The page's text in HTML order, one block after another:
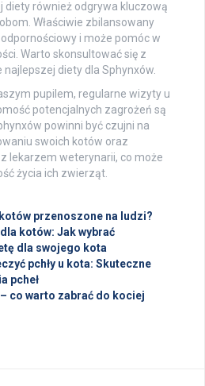
diety również odgrywa kluczową
Właściwie zbilansowany
i może pomóc w
Warto skonsultować się z
diety dla Sphynxów.
pupilem, regularne wizyty u
potencjalnych zagrożeń są
powinni być czujni na
swoich kotów oraz
lekarzem weterynarii, co może
życia ich zwierząt.
przenoszone na ludzi?
kotów: Jak wybrać
dla swojego kota
pchły u kota: Skuteczne
pcheł
co warto zabrać do kociej